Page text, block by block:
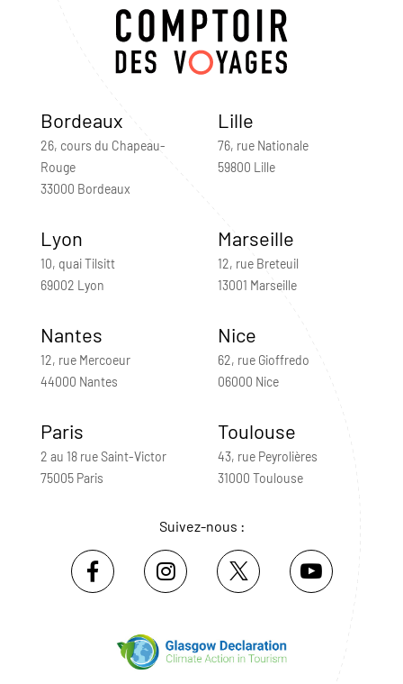
Bordeaux
26, cours du Chapeau-
Rouge
33000 Bordeaux
Lille
76, rue Nationale
59800 Lille
Lyon
10, quai Tilsitt
69002 Lyon
Marseille
12, rue Breteuil
13001 Marseille
Nantes
12, rue Mercoeur
44000 Nantes
Nice
62, rue Gioffredo
06000 Nice
Paris
2 au 18 rue Saint-Victor
75005 Paris
Toulouse
43, rue Peyrolières
31000 Toulouse
Suivez-nous :